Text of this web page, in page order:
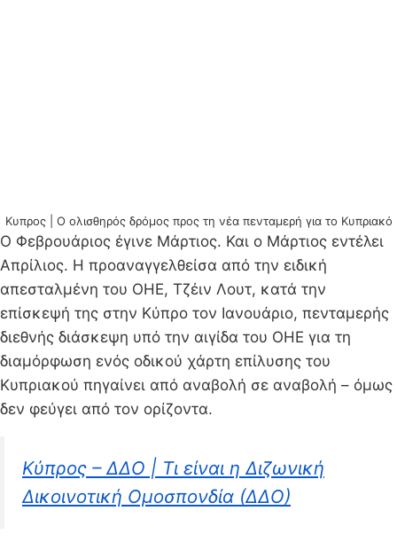
Κυπρος | Ο ολισθηρός δρόμος προς τη νέα πενταμερή για το Κυπριακό
Ο Φεβρουάριος έγινε Μάρτιος. Και ο Μάρτιος εντέλει
Απρίλιος. Η προαναγγελθείσα από την ειδική
απεσταλμένη του ΟΗΕ, Τζέιν Λουτ, κατά την
επίσκεψή της στην Κύπρο τον Ιανουάριο, πενταμερής
διεθνής διάσκεψη υπό την αιγίδα του ΟΗΕ για τη
διαμόρφωση ενός οδικού χάρτη επίλυσης του
Κυπριακού πηγαίνει από αναβολή σε αναβολή – όμως
δεν φεύγει από τον ορίζοντα.
Κύπρος – ΔΔΟ | Τι είναι η Διζωνική
Δικοινοτική Ομοσπονδία (ΔΔΟ)